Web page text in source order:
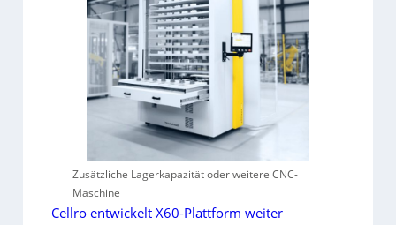
Zusätzliche Lagerkapazität oder weitere CNC-
Maschine
Cellro entwickelt X60-Plattform weiter